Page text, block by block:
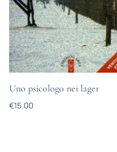
Uno psicologo nei lager
€15.00